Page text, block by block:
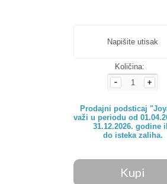
Napišite utisak
Količina:
Prodajni podsticaj
važi u periodu od
31.12.2026. godine
do isteka zaliha.